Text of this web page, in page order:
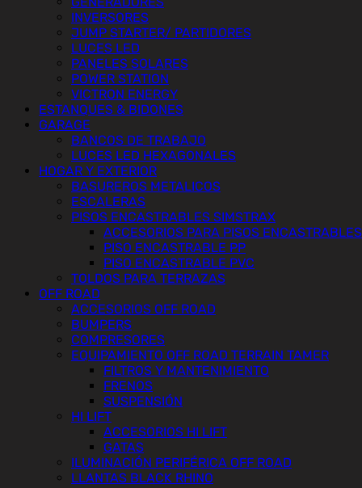
INVERSORES
JUMP STARTER/ PARTIDORES
LUCES LED
PANELES SOLARES
POWER STATION
VICTRON ENERGY
ESTANQUES & BIDONES
GARAGE
BANCOS DE TRABAJO
LUCES LED HEXAGONALES
HOGAR Y EXTERIOR
BASUREROS METALICOS
ESCALERAS
PISOS ENCASTRABLES SIMSTRAX
ACCESORIOS PARA PISOS ENCASTRABLES
PISO ENCASTRABLE PP
PISO ENCASTRABLE PVC
TOLDOS PARA TERRAZAS
OFF ROAD
ACCESORIOS OFF ROAD
BUMPERS
COMPRESORES
EQUIPAMIENTO OFF ROAD TERRAIN TAMER
FILTROS Y MANTENIMIENTO
FRENOS
SUSPENSIÓN
HI LIFT
ACCESORIOS HI LIFT
GATAS
ILUMINACIÓN PERIFÉRICA OFF ROAD
LLANTAS BLACK RHINO